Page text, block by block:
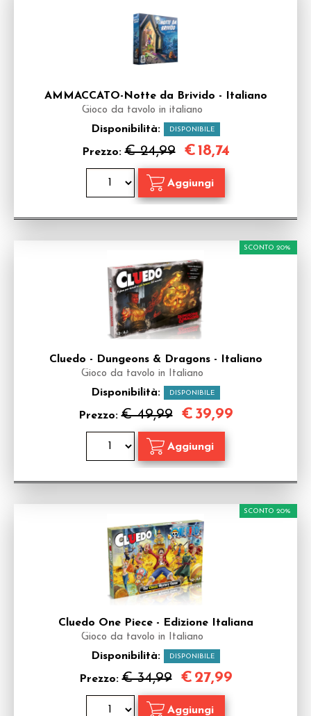
AMMACCATO-Notte da Brivido - Italiano
Gioco da tavolo in italiano
Disponibilità: DISPONIBILE
Prezzo:€ 24,99 €18,74
Cluedo - Dungeons & Dragons - Italiano
Gioco da tavolo in Italiano
Disponibilità: DISPONIBILE
Prezzo:€ 49,99
SCONTO 20%
€ 39,99
Cluedo One Piece - Edizione Italiana
Gioco da tavolo in Italiano
Disponibilità: DISPONIBILE
Prezzo:€ 34,99
SCONTO 20%
€ 27,99